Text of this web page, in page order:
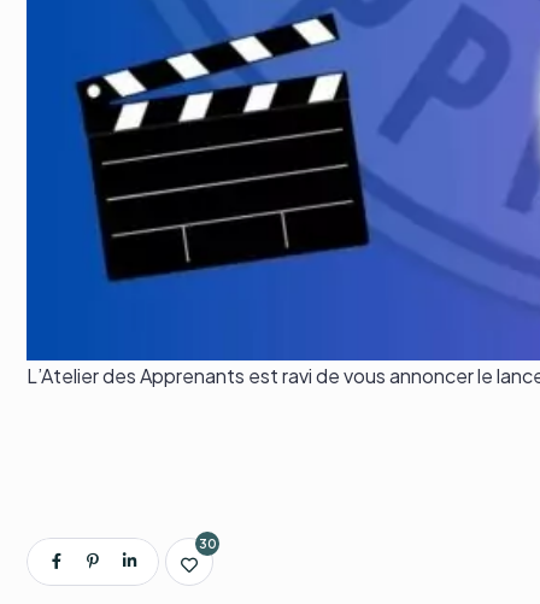
L’Atelier des Apprenants est ravi de vous annoncer le
30